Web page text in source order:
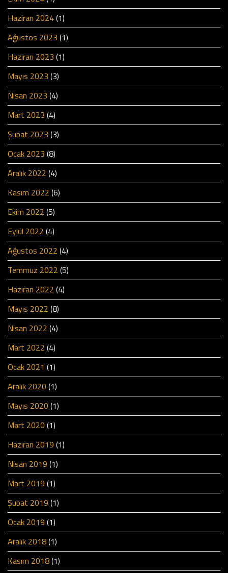
Haziran 2024(1)
Ağustos 2023 (1)
Haziran 2023 (1)
Mayıs 2023 (3)
Nisan 2023 (4)
Mart 2023 (4)
Şubat 2023 (3)
Ocak 2023 (8)
Aralık 2022 (4)
Kasım 2022 (6)
Ekim 2022 (5)
Eylül 2022 (4)
Ağustos 2022 (4)
Temmuz 2022 (5)
Haziran 2022 (4)
Mayıs 2022 (8)
Nisan 2022 (4)
Mart 2022 (4)
Ocak 2021 (1)
Aralık 2020 (1)
Mayıs 2020 (1)
Mart 2020 (1)
Haziran 2019 (1)
Nisan 2019 (1)
Mart 2019 (1)
Şubat 2019 (1)
Ocak 2019 (1)
Aralık 2018(1)
Kasım 2018(1)